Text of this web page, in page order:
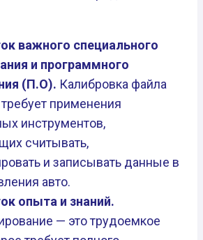
важного специального
и программного
(П.О). Калибровка файла
применения
инструментов,
считывать,
и записывать данные в
авто.
опыта и знаний.
— это трудоемкое